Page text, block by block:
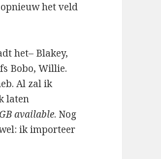
het veld
het– Blakey,
Bobo, Willie.
Al zal ik
laten
available. Nog
ik importeer